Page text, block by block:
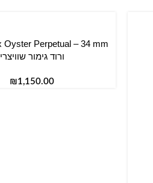
הוספה לסל
ורוד גימור שוויצרי
₪